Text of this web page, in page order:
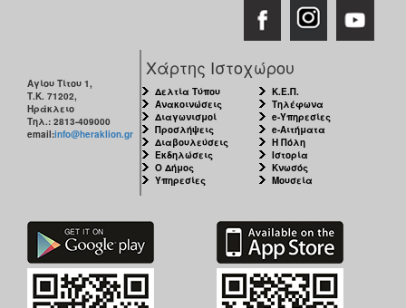
Αγίου Τίτου 1,
Τ.Κ. 71202,
Ηράκλειο
Τηλ.: 2813-409000
email:info@heraklion.gr
Χάρτης Ιστοχώρου
Δελτία Τύπου
Ανακοινώσεις
Διαγωνισμοί
Προσλήψεις
Διαβουλεύσεις
Εκδηλώσεις
Ο Δήμος
Υπηρεσίες
Κ.Ε.Π.
Τηλέφωνα
e-Υπηρεσίες
e-Αιτήματα
Η Πόλη
Ιστορία
Κνωσός
Μουσεία